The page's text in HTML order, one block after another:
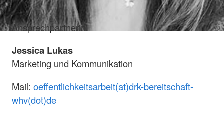
Ansprechpartnerin
Jessica Lukas
Marketing und Kommunikation
Mail: oeffentlichkeitsarbeit(at)drk-bereitschaft-
whv(dot)de